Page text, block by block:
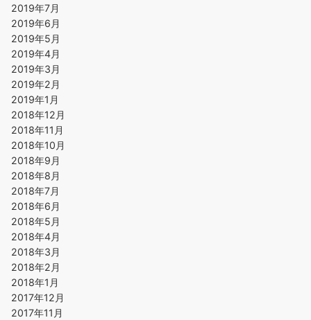
2019年7月
2019年6月
2019年5月
2019年4月
2019年3月
2019年2月
2019年1月
2018年12月
2018年11月
2018年10月
2018年9月
2018年8月
2018年7月
2018年6月
2018年5月
2018年4月
2018年3月
2018年2月
2018年1月
2017年12月
2017年11月